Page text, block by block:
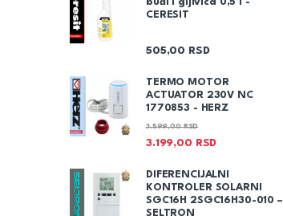
buđi i gljivica 0,5 l -
CERESIT
505,00 RSD
TERMO MOTOR
ACTUATOR 230V NC
1770853 - HERZ
3.199,00 RSD
3.599,00RSD
DIFERENCIJALNI
KONTROLER SOLARNI
SGC16H 2SGC16H30-010 –
SELTRON